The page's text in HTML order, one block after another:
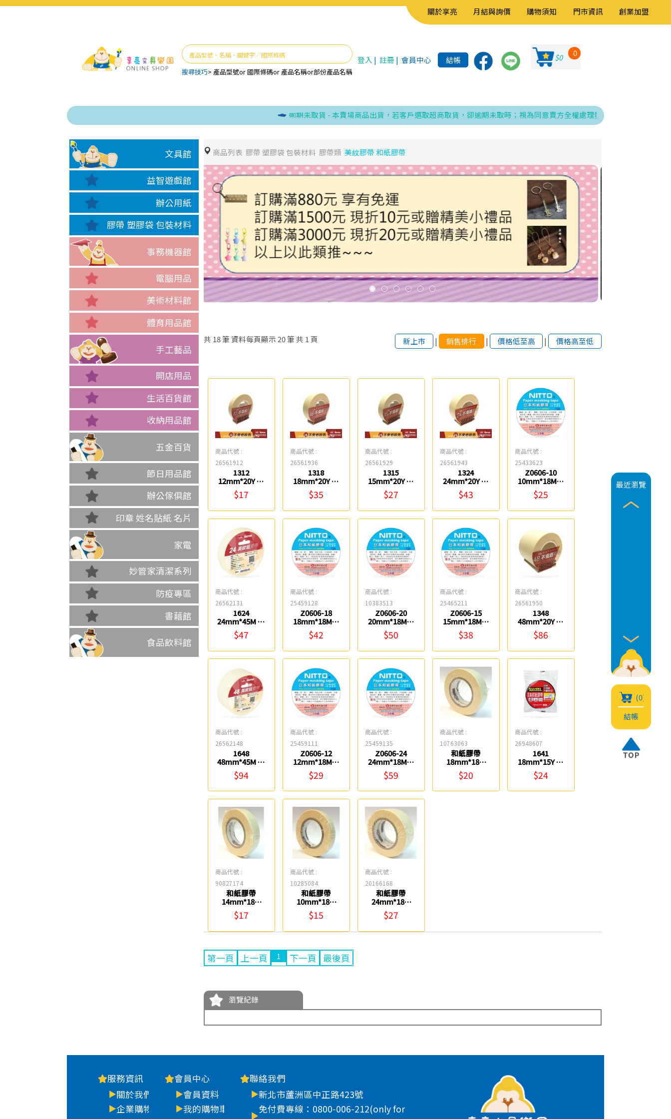
關於享亮 月結與詢價 購物須知 門市資訊 創業加盟
搜尋技巧> 產品型號or國際條碼or 產品名稱or部份產品名稱
登入 | 註冊 | 會員中心 結帳 $0 0
逾期未取貨 - 本賣場商品出貨，若客戶選取超商取貨，卻逾期未取時；視為同意賣方全權處理發票、折讓與銷貨退回之相關程
最近瀏覽
(0)
結帳
文具館
益智遊戲館
辦公用紙
膠帶 塑膠袋 包裝材料
事務機器館
電腦用品
美術材料館
體育用品館
手工藝品
開店用品
生活百貨館
收納用品館
五金百貨
節日用品館
辦公傢俱館
印章 姓名貼紙 名片
家電
妙管家清潔系列
防疫專區
書藉館
食品飲料館
商品列表 膠帶 塑膠袋 包裝材料 膠帶類 美紋膠帶 和紙膠帶
共 18筆 資料每頁顯示 20筆 共 1頁 新上市 | 銷售排行 | 價格低至高 | 價格高至低
商品代號 :
26561912
1312
12mm*20Y 不
傷紙膠帶 鎰法
EASYFAR
$17
商品代號 :
26561936
1318
18mm*20Y 不
傷紙膠帶 鎰法
EASYFAR
$35
商品代號 :
26561929
1315
15mm*20Y 不
傷紙膠帶 鎰法
EASYFAR
$27
商品代號 :
26561943
1324
24mm*20Y 不
傷紙膠帶 鎰法
EASYFAR
$43
商品代號 :
25433623
Z0606-10
10mm*18M日
本和紙膠帶
NITTO
$25
商品代號 :
26562131
1624
24mm*45M 美
紋紙膠帶 鎰法
EASYFAR
$47
商品代號 :
25459128
Z0606-18
18mm*18M日
本和紙膠帶
NITTO
$42
商品代號 :
10383513
Z0606-20
20mm*18M日
本和紙膠帶
NITTO
$50
商品代號 :
25465211
Z0606-15
15mm*18M日
本和紙膠帶
NITTO
$38
商品代號 :
26561950
1348
48mm*20Y 不
傷紙膠帶 鎰法
EASYFAR
$86
商品代號 :
26562148
1648
48mm*45M 美
紋紙膠帶 鎰法
EASYFAR
$94
商品代號 :
25459111
Z0606-12
12mm*18M日
本和紙膠帶
NITTO
$29
商品代號 :
25459135
Z0606-24
24mm*18M日
本和紙膠帶
NITTO
$59
商品代號 :
10763063
和紙膠帶
18mm*18M
0848
$20
商品代號 :
26948607
1641
18mm*15Y 環
保美紋紙膠帶
Success成功
$24
商品代號 :
90827174
和紙膠帶
14mm*18M
0848
$17
商品代號 :
10285084
和紙膠帶
10mm*18M
0848
$15
商品代號 :
20166168
和紙膠帶
24mm*18M
0848
$27
第一頁 上一頁 1 下一頁 最後頁
瀏覽紀錄
服務資訊
關於我們
企業購物
會員中心
會員資料
我的購物車
聯絡我們
新北市蘆洲區中正路423號
免付費專線：0800-006-212(only for